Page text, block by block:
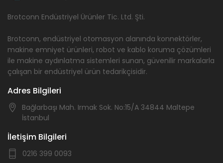
Brotconn Endüstriyel Ürünler Tic. Ltd. Şti.
Brotconn, endüstriyel otomasyon alanında konnektörler,
makine emniyet ürünleri, robot ve kablo koruma çözümleri
ile makine aydınlatma sistemleri sunan, güvenilir markalarla
çalışan bir endüstriyel ürün tedarikçisidir.
Adres Bilgileri
Bağlarbaşı Mah. Irmak Sok. No:15/A 34844 Maltepe
İstanbul
İletişim Bilgileri
0216 399 0093